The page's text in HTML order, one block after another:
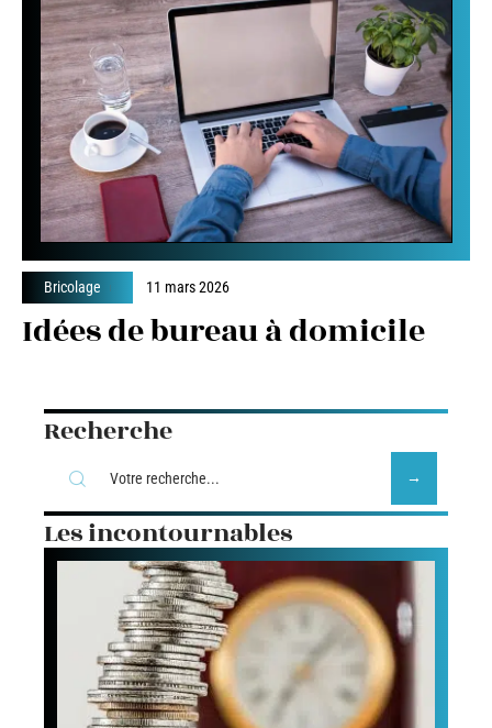
Bricolage 11 mars 2026
Idées de bureau à domicile
Recherche
Les incontournables